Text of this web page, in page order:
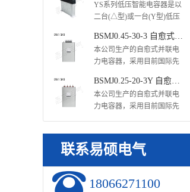
YS系列低压智能电容器是以
二台(△型)或一台(Y型)低压
子软硬件技术、微型传感技
术、微型网络技···
BSMJ0.45-30-3 自愈式并联电力电容器
本公司生产的自愈式并联电
力电容器，采用目前国际先
进国外先进的生产工艺、技
术及日本、韩国的先进设备
···
BSMJ0.25-20-3Y 自愈式并联电力电容器
本公司生产的自愈式并联电
力电容器，采用目前国际先
术及日本、韩国的先进设备
···
联系易硕电气
 18066271100